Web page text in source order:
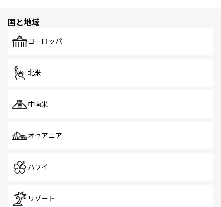
国と地域
ヨーロッパ
北米
中南米
オセアニア
ハワイ
リゾート